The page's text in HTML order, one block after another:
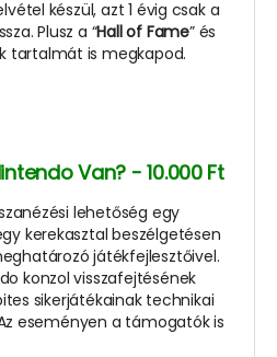
készül, azt 1 évig csak a
Plusz a “Hall of Fame” és
tartalmát is megkapod.
Van? - 10.000 Ft
lehetőség egy
kerekasztal beszélgetésen
játékfejlesztőivel.
konzol visszafejtésének
sikerjátékainak technikai
eseményen a támogatók is